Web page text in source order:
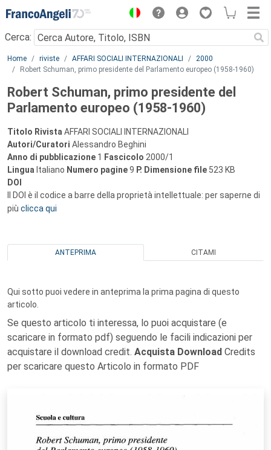
Menu
Cerca:
Main content
Home riviste AFFARI SOCIALI INTERNAZIONALI
2000
Robert Schuman, primo presidente del Parlamento europeo (1958-1960)
Robert Schuman, primo presidente del
Parlamento europeo (1958-1960)
Titolo Rivista AFFARI SOCIALI INTERNAZIONALI
Autori/Curatori Alessandro Beghini
Anno di pubblicazione 1 Fascicolo 2000/1
Lingua Italiano Numero pagine9 P. Dimensione file 523 KB
DOI
Il DOI è il codice a barre della proprietà intellettuale: per saperne di
più clicca qui
ANTEPRIMA CITAMI
Qui sotto puoi vedere in anteprima la prima pagina di questo
articolo.
Se questo articolo ti interessa, lo puoi acquistare (e
scaricare in formato pdf) seguendo le facili indicazioni per
acquistare il download credit. Acquista Download Credits
per scaricare questo Articolo in formato PDF